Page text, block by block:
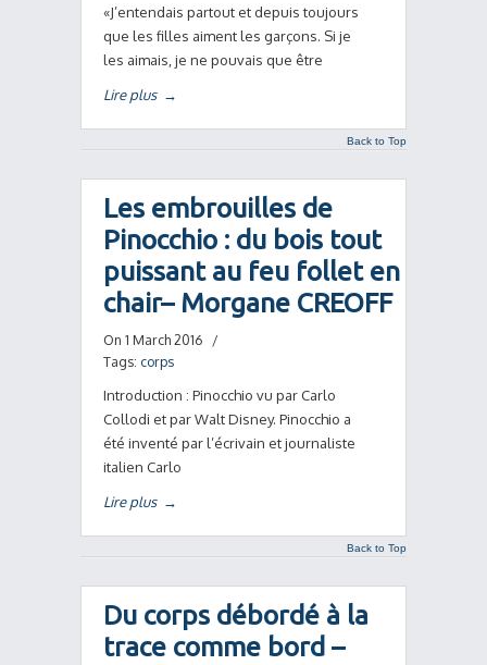
«J’entendais partout et depuis toujours
que les filles aiment les garçons. Si je
les aimais, je ne pouvais que être
Lire plus →
Back to Top
Les embrouilles de
Pinocchio : du bois tout
puissant au feu follet en
chair– Morgane CREOFF
On 1 March 2016
/
Tags: corps
Introduction : Pinocchio vu par Carlo
Collodi et par Walt Disney. Pinocchio a
été inventé par l’écrivain et journaliste
italien Carlo
Lire plus →
Back to Top
Du corps débordé à la
trace comme bord –